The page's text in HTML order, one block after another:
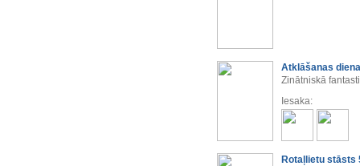
Atklāšanas diena
Zinātniskā
Iesaka:
Rotaļlietu stāsts